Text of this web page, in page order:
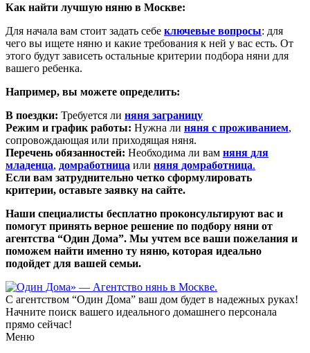
Как найти лучшую няню в Москве:
Для начала вам стоит задать себе ключевые вопросы: для
чего вы ищете няню и какие требования к ней у вас есть. От
этого будут зависеть остальные критерии подбора няни для
вашего ребенка.
Например, вы можете определить:
В поездки: Требуется ли няня заграницу
Режим и график работы: Нужна ли няня с проживанием,
сопровождающая или приходящая няня.
Перечень обязанностей: Необходима ли вам няня для
младенца, домработница или няня домработница.
Если вам затруднительно четко сформулировать
критерии, оставьте заявку на сайте.
Наши специалисты бесплатно проконсультируют вас и
помогут принять верное решение по подбору няни от
агентства “Один Дома”. Мы учтем все ваши пожелания и
поможем найти именно ту няню, которая идеально
подойдет для вашей семьи.
С агентством “Один Дома” ваш дом будет в надежных руках!
Начните поиск вашего идеального домашнего персонала
прямо сейчас!
Меню